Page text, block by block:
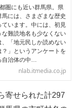
圏にも近い群馬県。県
には、さまざまな歴史
います。中には、初見
難読地名も少なくない
「地元民しか読めない
」というアンケートを
自治体の中…
nlab.itmedia.co.jp
寄せられた計297